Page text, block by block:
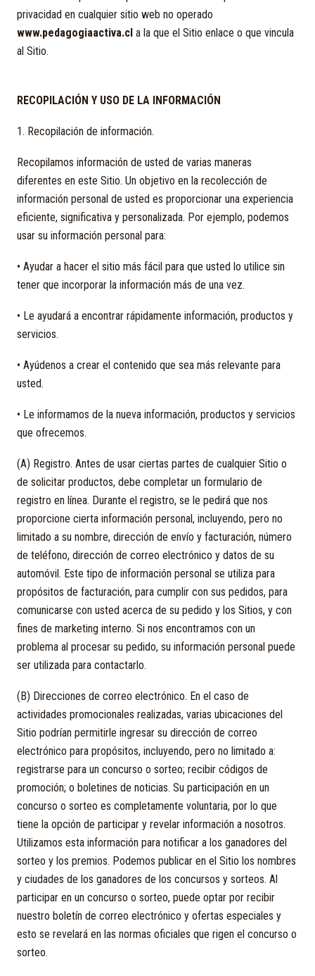
privacidad en cualquier sitio web no operado
www.pedagogiaactiva.cl a la que el Sitio enlace o que vincula
al Sitio.
RECOPILACIÓN Y USO DE LA INFORMACIÓN
1. Recopilación de información.
Recopilamos información de usted de varias maneras
diferentes en este Sitio. Un objetivo en la recolección de
información personal de usted es proporcionar una experiencia
eficiente, significativa y personalizada. Por ejemplo, podemos
usar su información personal para:
• Ayudar a hacer el sitio más fácil para que usted lo utilice sin
tener que incorporar la información más de una vez.
• Le ayudará a encontrar rápidamente información, productos y
servicios.
• Ayúdenos a crear el contenido que sea más relevante para
usted.
• Le informamos de la nueva información, productos y servicios
que ofrecemos.
(A) Registro. Antes de usar ciertas partes de cualquier Sitio o
de solicitar productos, debe completar un formulario de
registro en línea. Durante el registro, se le pedirá que nos
proporcione cierta información personal, incluyendo, pero no
limitado a su nombre, dirección de envío y facturación, número
de teléfono, dirección de correo electrónico y datos de su
automóvil. Este tipo de información personal se utiliza para
propósitos de facturación, para cumplir con sus pedidos, para
comunicarse con usted acerca de su pedido y los Sitios, y con
fines de marketing interno. Si nos encontramos con un
problema al procesar su pedido, su información personal puede
ser utilizada para contactarlo.
(B) Direcciones de correo electrónico. En el caso de
actividades promocionales realizadas, varias ubicaciones del
Sitio podrían permitirle ingresar su dirección de correo
electrónico para propósitos, incluyendo, pero no limitado a:
registrarse para un concurso o sorteo; recibir códigos de
promoción; o boletines de noticias. Su participación en un
concurso o sorteo es completamente voluntaria, por lo que
tiene la opción de participar y revelar información a nosotros.
Utilizamos esta información para notificar a los ganadores del
sorteo y los premios. Podemos publicar en el Sitio los nombres
y ciudades de los ganadores de los concursos y sorteos. Al
participar en un concurso o sorteo, puede optar por recibir
nuestro boletín de correo electrónico y ofertas especiales y
esto se revelará en las normas oficiales que rigen el concurso o
sorteo.